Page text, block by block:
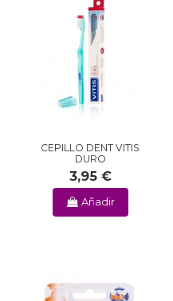
CEPILLO DENT VITIS
DURO
3,95 €
Añadir